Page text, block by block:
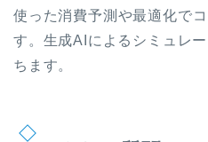
使った消費予測や最適化で
す。生成AIによるシミュレ
ちます。